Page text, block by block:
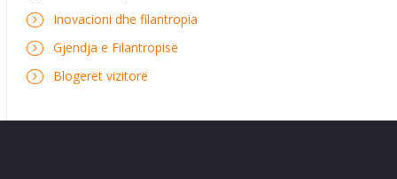
Inovacioni dhe filantropia
Gjendja e Filantropisë
Blogerët vizitorë